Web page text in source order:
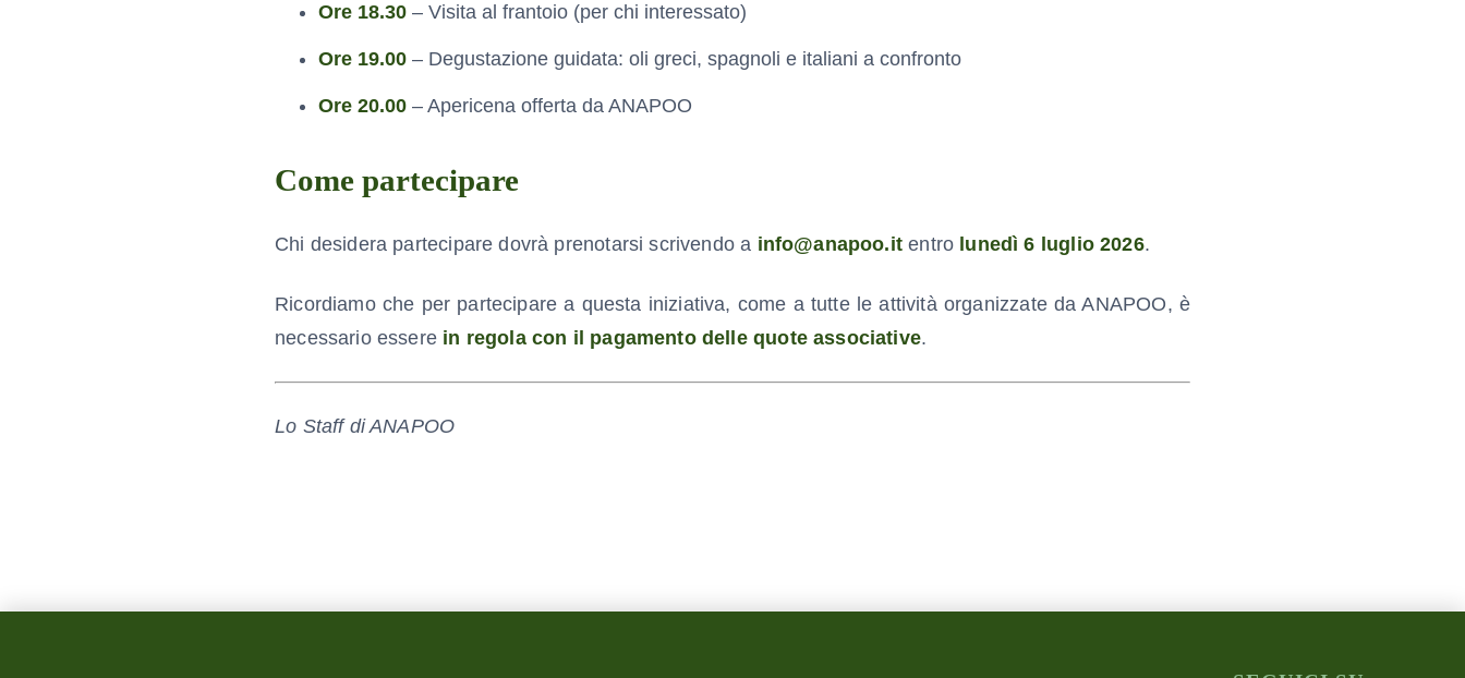
Ore 18.30 – Visita al frantoio (per chi interessato)
Ore 19.00 – Degustazione guidata: oli greci, spagnoli e italiani a confronto
Ore 20.00 – Apericena offerta da ANAPOO
Come partecipare
Chi desidera partecipare dovrà prenotarsi scrivendo a info@anapoo.itentro lunedì 6 luglio 2026.
Ricordiamo che per partecipare a questa iniziativa, come a tutte le attività organizzate da ANAPOO, è
necessario essere in regola con il pagamento delle quote associative.
Lo Staff di ANAPOO